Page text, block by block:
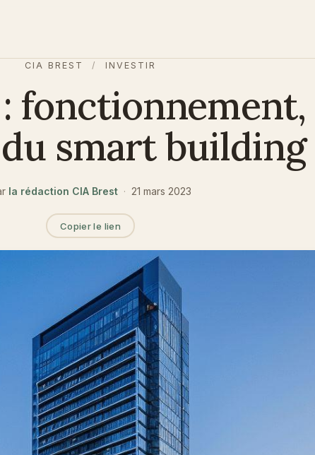
CIA BREST / INVESTIR
smart building
la rédaction CIA Brest · 21 mars 2023
Copier le lien